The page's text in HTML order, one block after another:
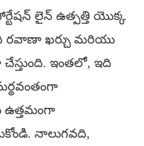
లైన్ ఉత్పత్తి యొక్క
రవాణా ఖర్చు మరియు
ఇంతలో, ఇది
ఉత్తమంగా
నాలుగవది,